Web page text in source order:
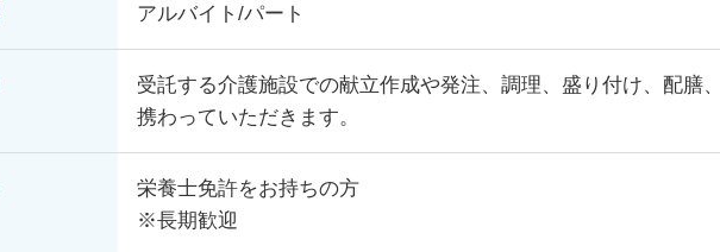
アルバイト/パート
受託する介護施設での献立作成や発注、調理、盛り付け、配膳
携わっていただきます。
栄養士免許をお持ちの方
※長期歓迎